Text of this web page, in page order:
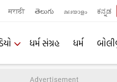
मराठी తెలుగు മലയാളം ಕನ್ನಡ
ધર્મ સંગ્રહ ધર્મ